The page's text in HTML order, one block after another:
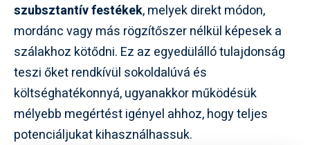
szubsztantív festékek, melyek direkt módon,
mordánc vagy más rögzítőszer nélkül képesek a
szálakhoz kötődni. Ez az egyedülálló tulajdonság
teszi őket rendkívül sokoldalúvá és
költséghatékonnyá, ugyanakkor működésük
mélyebb megértést igényel ahhoz, hogy teljes
potenciáljukat kihasználhassuk.